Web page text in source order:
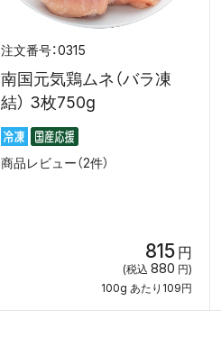
0315
南国元気鶏ムネ（バラ凍
結） 3枚750g
商品レビュー（2件）
815 円
(税込 880 円)
100g あたり109円